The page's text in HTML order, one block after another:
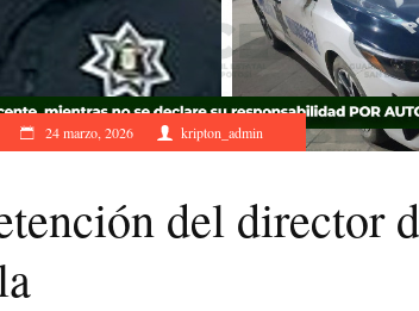
24 marzo, 2026 kripton_admin
del director